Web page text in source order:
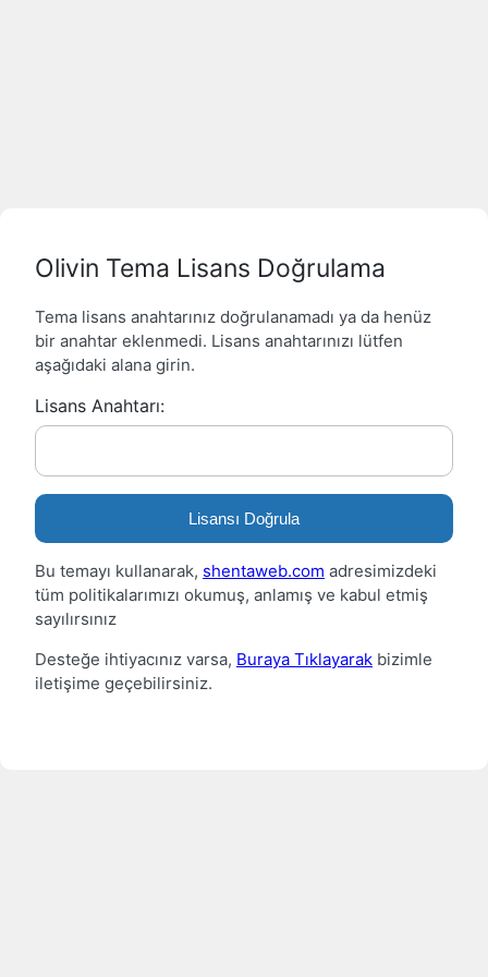
Olivin Tema Lisans Doğrulama
Tema lisans anahtarınız doğrulanamadı ya da henüz
bir anahtar eklenmedi. Lisans anahtarınızı lütfen
aşağıdaki alana girin.
Lisans Anahtarı:
Lisansı Doğrula
Bu temayı kullanarak, shentaweb.com adresimizdeki
tüm politikalarımızı okumuş, anlamış ve kabul etmiş
sayılırsınız
Desteğe ihtiyacınız varsa, Buraya Tıklayarak bizimle
iletişime geçebilirsiniz.